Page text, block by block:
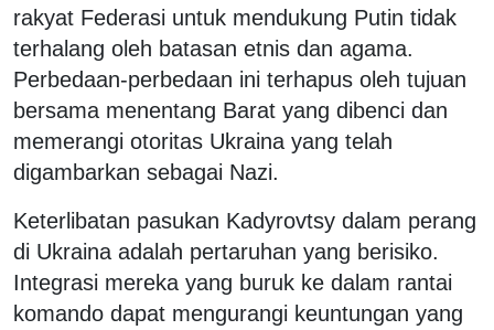
rakyat Federasi untuk mendukung Putin tidak
terhalang oleh batasan etnis dan agama.
Perbedaan-perbedaan ini terhapus oleh tujuan
bersama menentang Barat yang dibenci dan
memerangi otoritas Ukraina yang telah
digambarkan sebagai Nazi.
Keterlibatan pasukan Kadyrovtsy dalam perang
di Ukraina adalah pertaruhan yang berisiko.
Integrasi mereka yang buruk ke dalam rantai
komando dapat mengurangi keuntungan yang